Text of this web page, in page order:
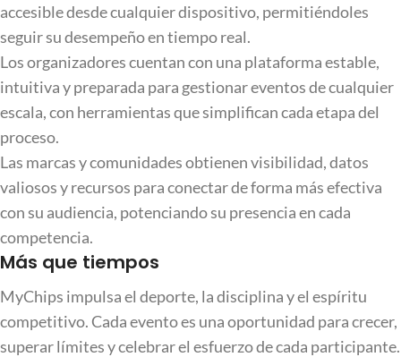
accesible desde cualquier dispositivo, permitiéndoles
seguir su desempeño en tiempo real.
Los organizadores cuentan con una plataforma estable,
intuitiva y preparada para gestionar eventos de cualquier
escala, con herramientas que simplifican cada etapa del
proceso.
Las marcas y comunidades obtienen visibilidad, datos
valiosos y recursos para conectar de forma más efectiva
con su audiencia, potenciando su presencia en cada
competencia.
Más que tiempos
MyChips impulsa el deporte, la disciplina y el espíritu
competitivo. Cada evento es una oportunidad para crecer,
superar límites y celebrar el esfuerzo de cada participante.